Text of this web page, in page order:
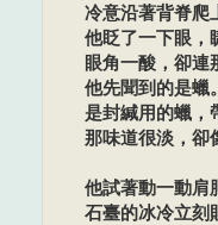
冷意沿著背脊爬上
他眨了一下眼，睫
眼角一酸，卻連那
他先聞到的是蠟。
是封緘用的蠟，帶
那味道很淡，卻像
他試著動一動肩
石臺的冰冷立刻貼